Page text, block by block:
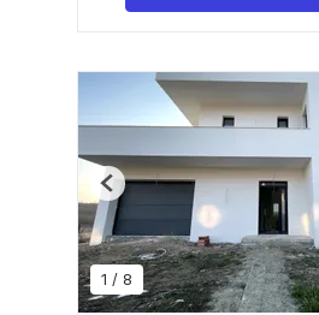
1 / 8
Previous